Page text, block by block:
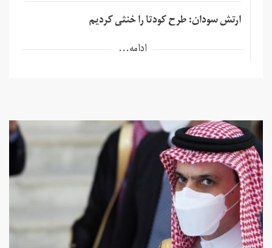
ارتش سودان: طرح کودتا را خنثی کردیم
ادامه...